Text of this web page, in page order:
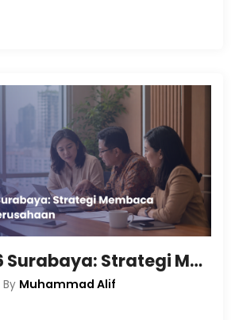
PMK 8/2026 Surabaya: Strategi Membaca Jejak Data Perusahaan
By Muhammad Alif